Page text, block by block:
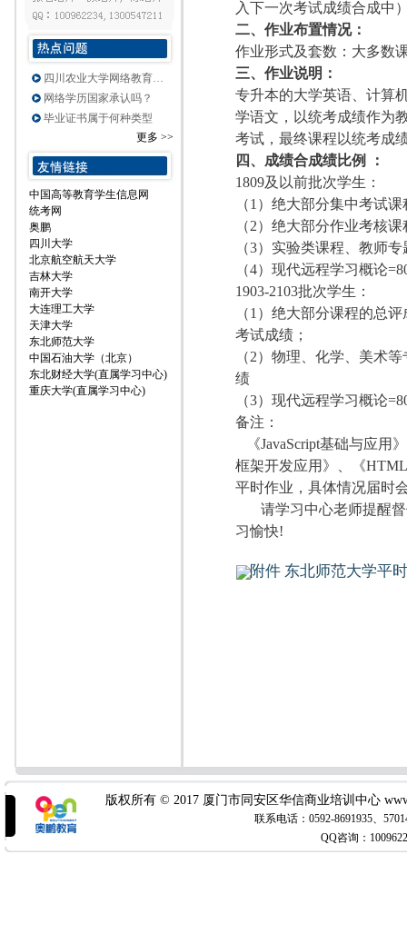
四川农业大学网络教育…
网络学历国家承认吗？
毕业证书属于何种类型
更多 >>
中国高等教育学生信息网
统考网
奥鹏
四川大学
北京航空航天大学
吉林大学
南开大学
大连理工大学
天津大学
东北师范大学
中国石油大学（北京）
东北财经大学(直属学习中心)
重庆大学(直属学习中心)
入下一次考试成绩合成中
二、作业布置情况：
作业形式及套数：大多数
三、作业说明：
专升本的大学英语、计算
学语文，以统考成绩作为
考试，最终课程以统考成
四、成绩合成绩比例
：
1809及以前批次学生：
（1）绝大部分集中考试
（2）绝大部分作业考核课
（3）实验类课程、教师
（4）现代远程学习概论
1903-2103批次学生：
（1）绝大部分课程的总评
考试成绩；
（2）物理、化学、美术
绩
（3）现代远程学习概论
备注：
《JavaScript基础与应用
框架开发应用》、《
平时作业，具体情况届时
请学习中心老师提醒
习愉快!
附件 东北师范大学平
版权所有 © 2017 厦门市同安区华信商业培训中心
联系电话：0592-8691935、
QQ咨询：